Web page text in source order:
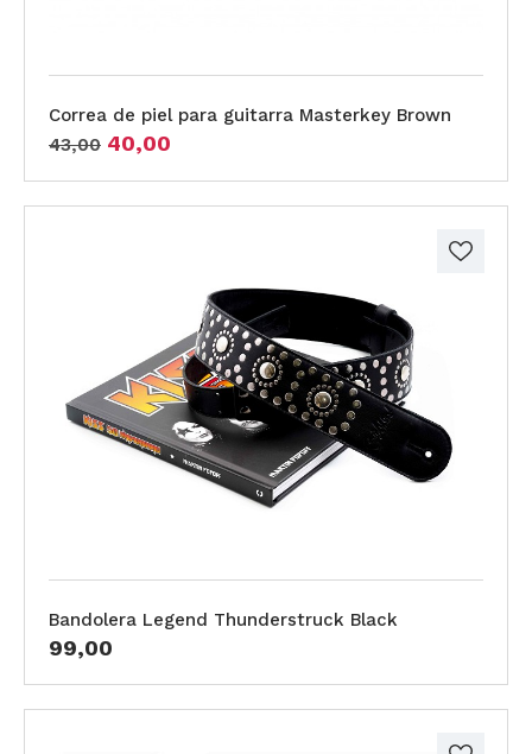
Correa de piel para guitarra Masterkey Brown
43,00 40,00
Bandolera Legend Thunderstruck Black
99,00